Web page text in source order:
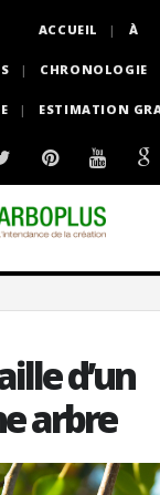
ACCUEIL À
CHRONOLOGIE
ESTIMATION
d’un
arbre